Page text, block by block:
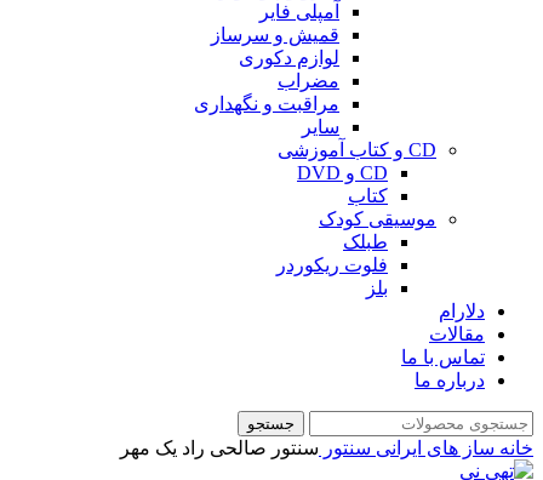
آمپلی فایر
قمیش و سرساز
لوازم دکوری
مضراب
مراقبت و نگهداری
سایر
CD و کتاب آموزشی
CD و DVD
کتاب
موسیقی کودک
طبلک
فلوت ریکوردر
بلز
دلارام
مقالات
تماس با ما
درباره ما
جستجو
خانه ساز های ایرانی سنتور سنتور صالحی راد یک مهر